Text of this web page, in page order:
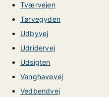
Tværvejen
Tørvegyden
Udbyvej
Udridervej
Udsigten
Vanghavevej
Vedbendvej